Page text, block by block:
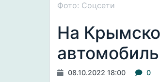
Фото: Соцсети
На
автомобиль
08.10.2022 18:00 0